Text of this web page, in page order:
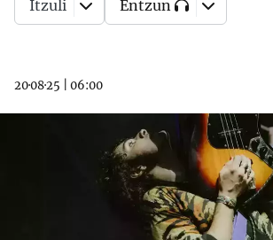
20·08·25 06:00
Itzuli Entzun